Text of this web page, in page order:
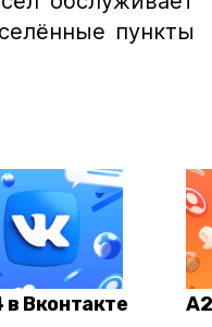
пункты
в Вконтакте